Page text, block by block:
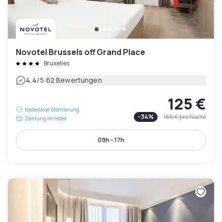
Novotel Brussels off Grand Place
Bruxelles
4.4/5|62 Bewertungen
Kostenlose Stornierung
Zahlung im Hotel
125 €
-34% 188 €pro Nacht
09h - 17h